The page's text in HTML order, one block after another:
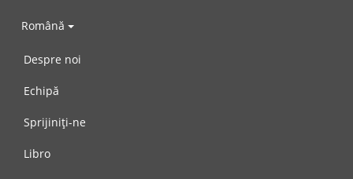
Română
Despre noi
Echipă
Sprijiniți-ne
Libro